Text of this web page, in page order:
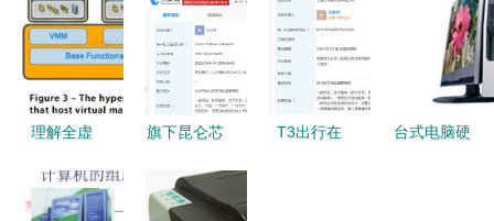
算机软硬件
及辅助设备
结合计算机
硬件的思考
价缘何远超
市场值
整重新导向
目成见；完
全覆盖指引
基本求写让
理解全虚
与硬件辅助
旗下昆仑芯
科技公司，
T3出行在
台式电脑硬